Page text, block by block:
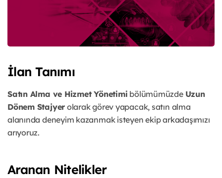
İlan Tanımı
Satın Alma ve Hizmet Yönetimi bölümümüzde Uzun
Dönem Stajyer olarak görev yapacak, satın alma
alanında deneyim kazanmak isteyen ekip arkadaşımızı
arıyoruz.
Aranan Nitelikler